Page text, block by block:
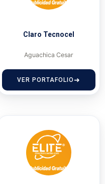
Claro Tecnocel
Aguachica Cesar
VER PORTAFOLIO